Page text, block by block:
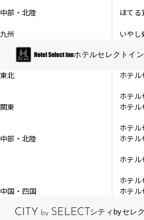
中部・北陸
ほてる
九州 いやし
ホテルセレクトイン
東北 ホテル
ホテル
関東
ホテル
ホテル
中部・北陸
ホテル
ホテル
ホテル
中国・四国
ホテル
シティbyセレ